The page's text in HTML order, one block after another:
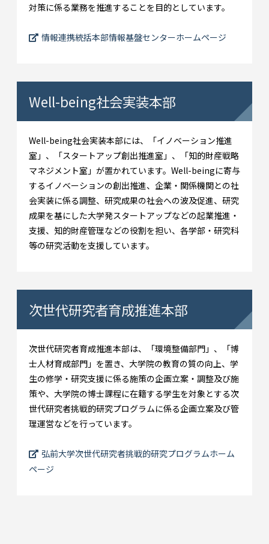
対策に係る業務を推進することを目的としています。
情報連携統括本部情報基盤センターホームページ
Well-being社会実装本部
Well-being社会実装本部には、「イノベーション推進
室」、「スタートアップ創出推進室」、「知的財産戦略
マネジメント室」が置かれています。Well-beingに寄与
するイノベーションの創出推進、企業・関係機関との社
会実装に係る調整、研究成果の社会への波及促進、研究
成果を基にした大学発スタートアップなどの起業推進・
支援、知的財産管理などの役割を担い、各学部・研究科
等の研究活動を支援しています。
次世代研究者育成推進本部
次世代研究者育成推進本部は、「環境整備部門」、「博
士人材育成部門」を置き、大学院の教育の質の向上、学
生の修学・研究支援に係る施策の企画立案・調整及び施
策や、大学院の博士課程に在籍する学生を対象とする次
世代研究者挑戦的研究プログラムに係る企画立案及び管
理運営などを行っています。
弘前大学次世代研究者挑戦的研究プログラムホーム
ページ